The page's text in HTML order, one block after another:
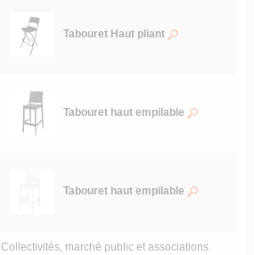
Tabouret Haut pliant
Tabouret haut empilable
Tabouret haut empilable
Collectivités, marché public et associations